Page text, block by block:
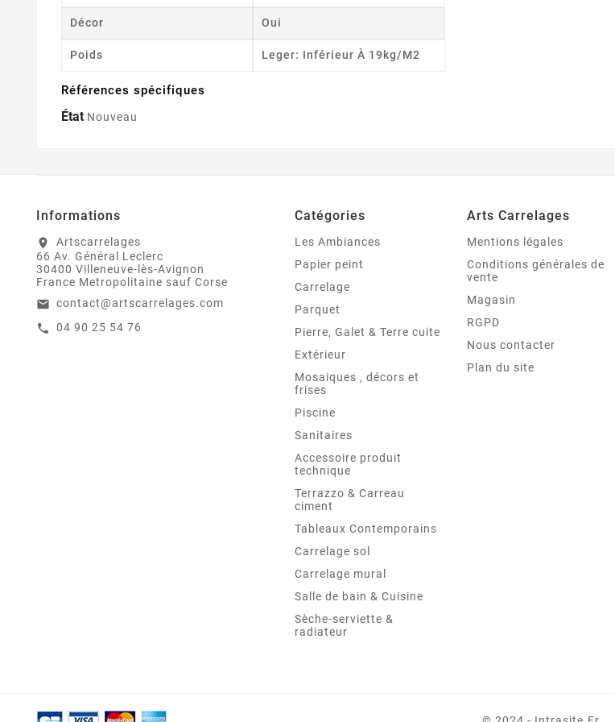
Décor Oui
Poids Leger: Inférieur À 19kg/m2
Références spécifiques
État Nouveau
Informations
location_on
Artscarrelages
66 Av. Général Leclerc
30400 Villeneuve-lès-Avignon
France Metropolitaine sauf Corse
email contact@artscarrelages.com
call 04 90 25 54 76
Catégories
Les Ambiances
Papier peint
Carrelage
Parquet
Pierre, Galet & Terre cuite
Extérieur
Mosaiques , décors et
frises
Piscine
Sanitaires
Accessoire produit
technique
Terrazzo & Carreau
ciment
Tableaux Contemporains
Carrelage sol
Carrelage mural
Salle de bain & Cuisine
Sèche-serviette &
radiateur
Arts Carrelages
Mentions légales
Conditions générales de
vente
Magasin
RGPD
Nous contacter
Plan du site